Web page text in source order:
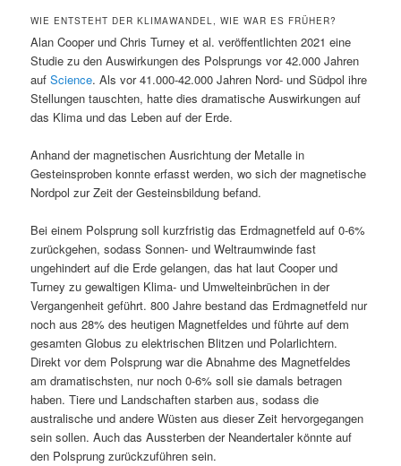
WIE ENTSTEHT DER KLIMAWANDEL, WIE WAR ES FRÜHER?
Alan Cooper und Chris Turney et al. veröffentlichten 2021 eine
Studie zu den Auswirkungen des Polsprungs vor 42.000 Jahren
aufScience. Als vor 41.000-42.000 Jahren Nord- und Südpol ihre
Stellungen tauschten, hatte dies dramatische Auswirkungen auf
das Klima und das Leben auf der Erde.
Anhand der magnetischen Ausrichtung der Metalle in
Gesteinsproben konnte erfasst werden, wo sich der magnetische
Nordpol zur Zeit der Gesteinsbildung befand.
Bei einem Polsprung soll kurzfristig das Erdmagnetfeld auf 0-6%
zurückgehen, sodass Sonnen- und Weltraumwinde fast
ungehindert auf die Erde gelangen, das hat laut Cooper und
Turney zu gewaltigen Klima- und Umwelteinbrüchen in der
Vergangenheit geführt. 800 Jahre bestand das Erdmagnetfeld nur
noch aus 28% des heutigen Magnetfeldes und führte auf dem
gesamten Globus zu elektrischen Blitzen und Polarlichtern.
Direkt vor dem Polsprung war die Abnahme des Magnetfeldes
am dramatischsten, nur noch 0-6% soll sie damals betragen
haben. Tiere und Landschaften starben aus, sodass die
australische und andere Wüsten aus dieser Zeit hervorgegangen
sein sollen. Auch das Aussterben der Neandertaler könnte auf
den Polsprung zurückzuführen sein.